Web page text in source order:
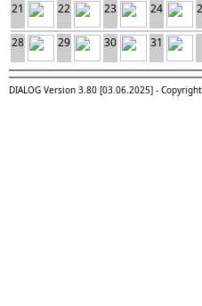
21 22 23 24
28 29 30 31
DIALOG Version 3.80 [03.06.2025] -